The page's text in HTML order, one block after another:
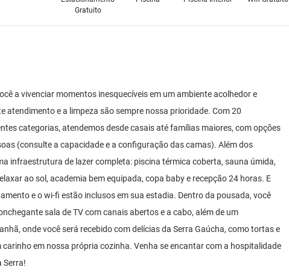
Gratuito
a vivenciar momentos inesquecíveis em um ambiente acolhedor e
atendimento e a limpeza são sempre nossa prioridade. Com 20
categorias, atendemos desde casais até famílias maiores, com opções
(consulte a capacidade e a configuração das camas). Além dos
infraestrutura de lazer completa: piscina térmica coberta, sauna úmida,
ao sol, academia bem equipada, copa baby e recepção 24 horas. E
e o wi-fi estão inclusos em sua estadia. Dentro da pousada, você
sala de TV com canais abertos e a cabo, além de um
onde você será recebido com delícias da Serra Gaúcha, como tortas e
em nossa própria cozinha. Venha se encantar com a hospitalidade
Serra!